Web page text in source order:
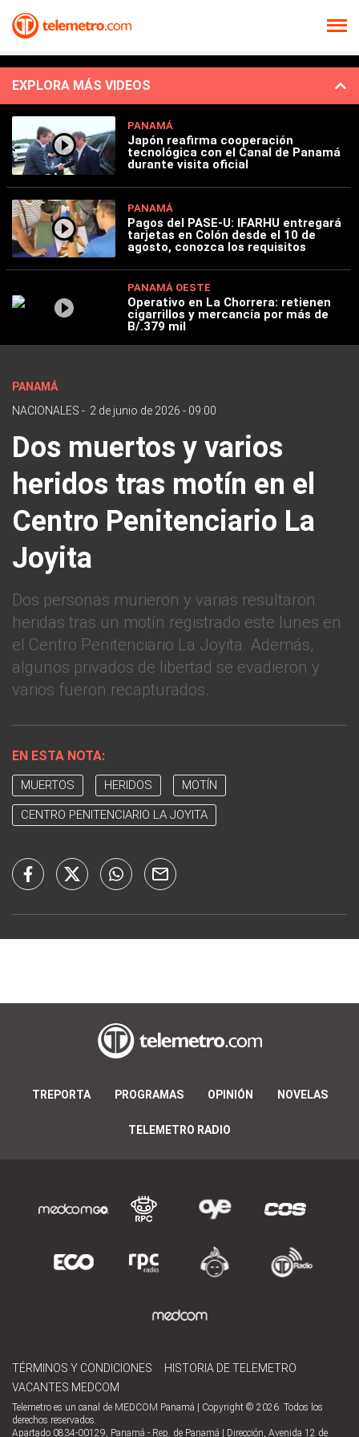
EXPLORA MÁS VIDEOS
PANAMÁ
Japón reafirma cooperación
tecnológica con el Canal de Panamá
durante visita oficial
PANAMÁ
Pagos del PASE-U: IFARHU entregará
tarjetas en Colón desde el 10 de
agosto, conozca los requisitos
PANAMÁ OESTE
Operativo en La Chorrera: retienen
cigarrillos y mercancía por más de
B/.379 mil
PANAMÁ
NACIONALES - 2 de junio de 2026 - 09:00
Dos muertos y varios
heridos tras motín en el
Centro Penitenciario La
Joyita
Dos personas murieron y varias resultaron
heridas tras un motín registrado este lunes en
el Centro Penitenciario La Joyita. Además,
algunos privados de libertad se evadieron y
varios fueron recapturados.
EN ESTA NOTA:
MUERTOS HERIDOS MOTÍN
CENTRO PENITENCIARIO LA JOYITA
TREPORTA PROGRAMAS OPINIÓN NOVELAS
TELEMETRO RADIO
TÉRMINOS Y CONDICIONES
HISTORIA DE TELEMETRO
VACANTES MEDCOM
Telemetro es un canal de MEDCOM Panamá | Copyright © 2026. Todos los
derechos reservados.
Apartado 0834-00129, Panamá - Rep. de Panamá | Dirección, Avenida 12 de